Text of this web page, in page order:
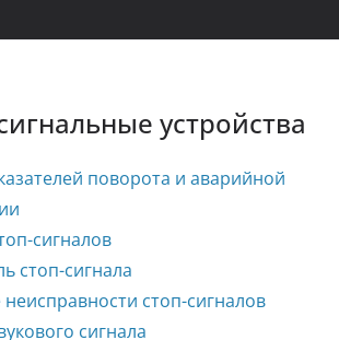
устройства
поворота и аварийной
сигналов
стоп-сигнала
стоп-сигналов
сигнала